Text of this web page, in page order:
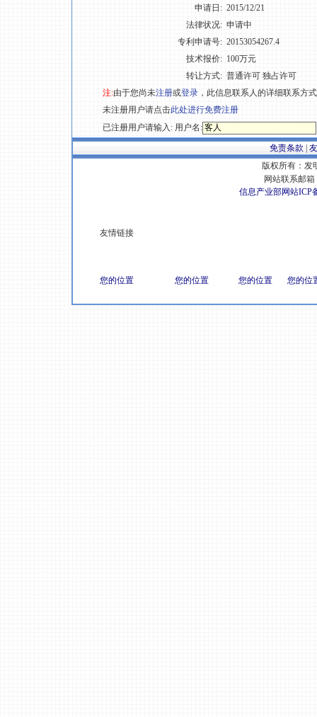
申请日: 2015/12/21
法律状况: 申请中
专利申请号: 20153054267.4
技术报价: 100万元
转让方式: 普通许可 独占许可
注:由于您尚未注册或登录 ，此信息联系人的详细联系方
未注册用户请点击此处进行免费注册
已注册用户请输入: 用户名:
免责条款
版权所有：发
网站联系邮箱
信息产业部网站ICP
友情链接
您的位置 您的位置 您的位置 您的位